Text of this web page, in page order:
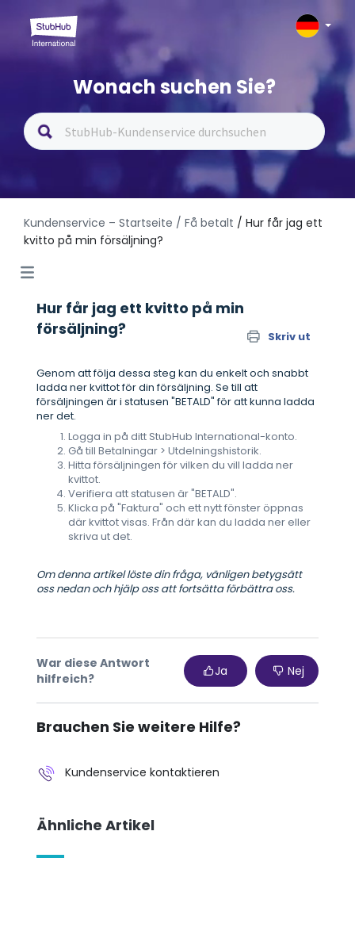
Wonach suchen Sie?
Kundenservice – Startseite / Få betalt / Hur får jag ett
kvitto på min försäljning?
Hur får jag ett kvitto på min
försäljning?
Skriv ut
Genom att följa dessa steg kan du enkelt och snabbt
ladda ner kvittot för din försäljning. Se till att
försäljningen är i statusen "BETALD" för att kunna ladda
ner det.
Logga in på ditt StubHub International-konto.
Gå till Betalningar > Utdelningshistorik.
Hitta försäljningen för vilken du vill ladda ner
kvittot.
Verifiera att statusen är "BETALD".
Klicka på "Faktura" och ett nytt fönster öppnas
där kvittot visas. Från där kan du ladda ner eller
skriva ut det.
Om denna artikel löste din fråga, vänligen betygsätt
oss nedan och hjälp oss att fortsätta förbättra oss.
War diese Antwort
hilfreich?
Ja Nej
Brauchen Sie weitere Hilfe?
Kundenservice kontaktieren
Ähnliche Artikel